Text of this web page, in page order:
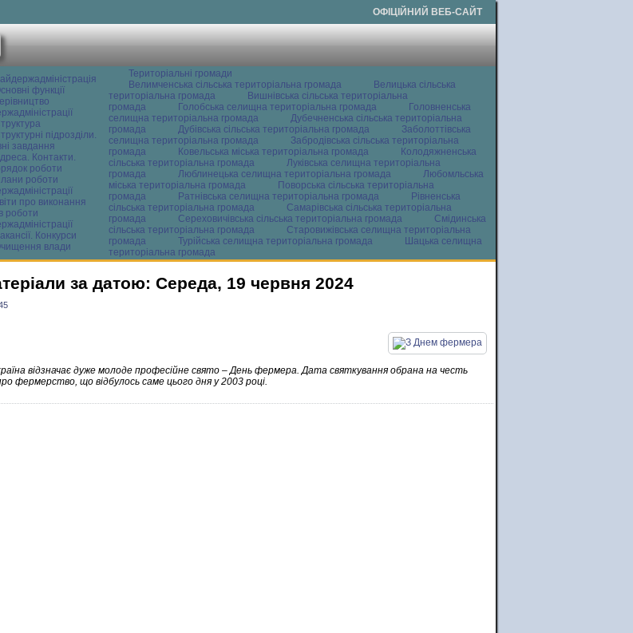
ОФІЦІЙНИЙ ВЕБ-САЙТ
функції
підрозділи.
завдання
Контакти.
роботи
роботи
про виконання
роботи
Конкурси
влади
Територіальні громади
Велимченська сільська територіальна громада
Велицька сільська
територіальна громада
Вишнівська сільська територіальна
громада
Голобська селищна територіальна громада
Головненська
селищна територіальна громада
Дубечненська сільська територіальна
громада
Дубівська сільська територіальна громада
Заболоттівська
селищна територіальна громада
Забродівська сільська територіальна
громада
Ковельська міська територіальна громада
Колодяжненська
сільська територіальна громада
Луківська селищна територіальна
громада
Люблинецька селищна територіальна громада
Любомльська
міська територіальна громада
Поворська сільська територіальна
громада
Ратнівська селищна територіальна громада
Рівненська
сільська територіальна громада
Самарівська сільська територіальна
громада
Сереховичівська сільська територіальна громада
Смідинська
сільська територіальна громада
Старовижівська селищна територіальна
громада
Турійська селищна територіальна громада
Шацька селищна
територіальна громада
за датою: Середа, 19 червня 2024
відзначає дуже молоде професійне свято – День фермера. Дата святкування обрана на честь
фермерство, що відбулось саме цього дня у 2003 році.